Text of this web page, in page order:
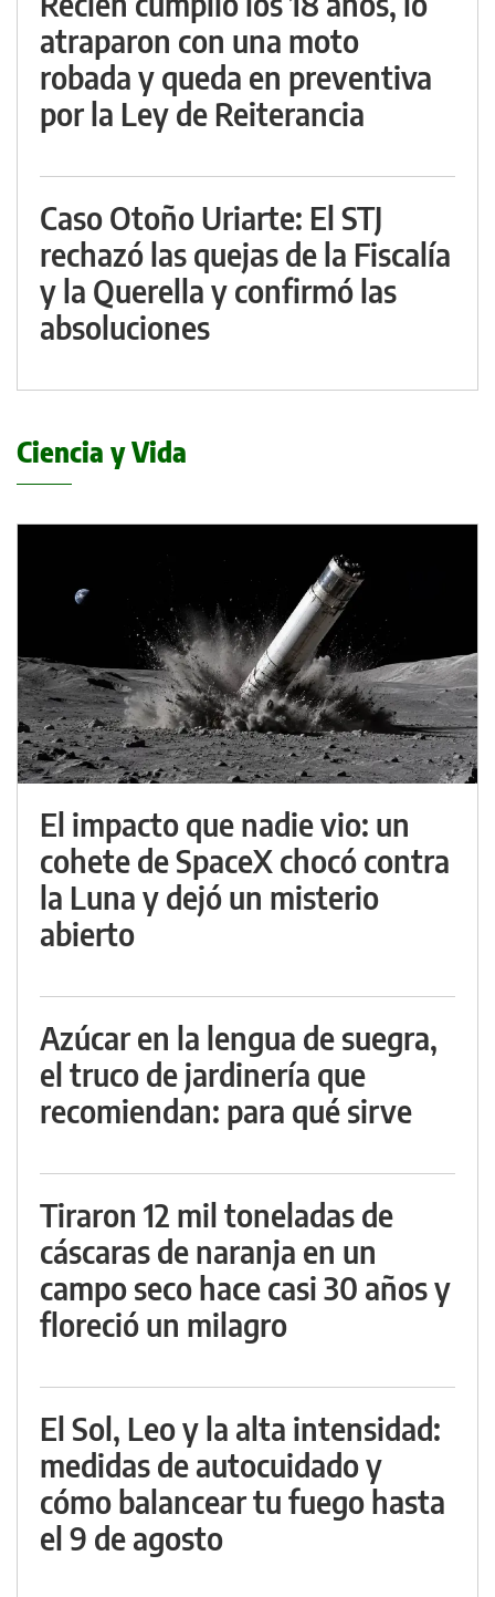
atraparon con una moto
robada y queda en preventiva
por la Ley de Reiterancia
Caso Otoño Uriarte: El STJ
rechazó las quejas de la Fiscalía
y la Querella y confirmó las
absoluciones
Ciencia y Vida
El impacto que nadie vio: un
cohete de SpaceX chocó contra
la Luna y dejó un misterio
abierto
Azúcar en la lengua de suegra,
el truco de jardinería que
recomiendan: para qué sirve
Tiraron 12 mil toneladas de
cáscaras de naranja en un
campo seco hace casi 30 años y
floreció un milagro
El Sol, Leo y la alta intensidad:
medidas de autocuidado y
cómo balancear tu fuego hasta
el 9 de agosto